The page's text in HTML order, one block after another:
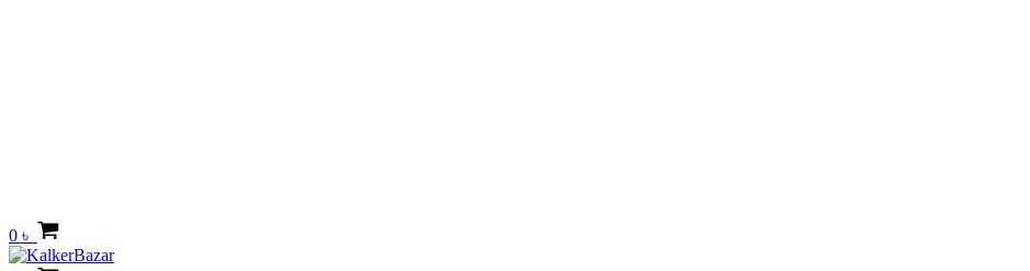
0 ৳